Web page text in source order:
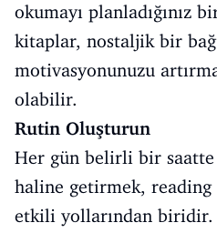
okumayı planladığınız
kitaplar, nostaljik bir
motivasyonunuzu
olabilir.
Rutin Oluşturun
Her gün belirli bir saatte
haline getirmek, reading
etkili yollarından biridir.